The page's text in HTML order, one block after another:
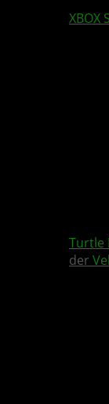
XBOX
Turtle
der